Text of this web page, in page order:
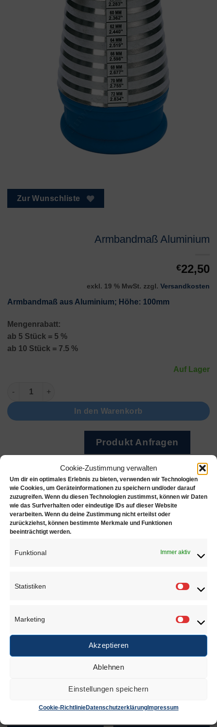
Cookie-Zustimmung verwalten
Um dir ein optimales Erlebnis zu bieten, verwenden wir Technologien
wie Cookies, um Geräteinformationen zu speichern und/oder darauf
zuzugreifen. Wenn du diesen Technologien zustimmst, können wir Daten
wie das Surfverhalten oder eindeutige IDs auf dieser Website
verarbeiten. Wenn du deine Zustimmung nicht erteilst oder
zurückziehst, können bestimmte Merkmale und Funktionen
beeinträchtigt werden.
Funktional Immer aktiv
Statistiken
Marketing
Akzeptieren
Ablehnen
Einstellungen speichern
Cookie-RichtlinieDatenschutzerklärungImpressum
Zur Wunschliste
Armbandmaß Aluminium
€22,50
exkl. 19 % MwSt. zzgl. Versandkosten
Armbandmaß aus Aluminium; Höhe: 100mm
Mengenrabatt:
ab 5 Stück = 5 %
ab 10 Stück = 7.5 %
Auf Lager
Armbandmaß Aluminium Menge
In den Warenkorb
Produkt Anfragen
Artikelnummer: 06156.1
Zusätzliche Informationen
Rezensionen (0)
Armbandmaß
Armbandmaß